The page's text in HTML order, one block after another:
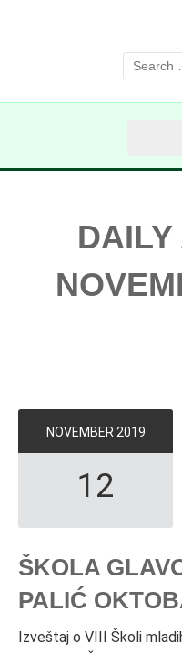
NOVEMBER 2019
12
ŠKOLA
PALIĆ
Izveštaj o VIII Školi